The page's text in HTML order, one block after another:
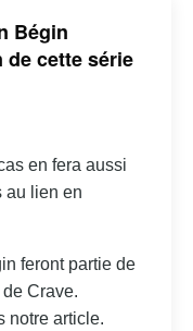
Bégin
de cette série
en fera aussi
au lien en
feront partie de
Crave.
notre article.